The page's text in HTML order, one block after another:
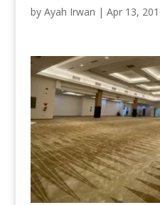
by Ayah Irwan | Apr 13,